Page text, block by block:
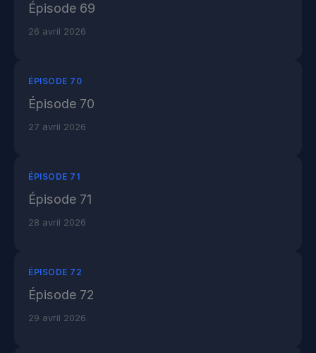
Épisode 69
26 avril 2026
ÉPISODE 70
Épisode 70
27 avril 2026
ÉPISODE 71
Épisode 71
28 avril 2026
ÉPISODE 72
Épisode 72
29 avril 2026